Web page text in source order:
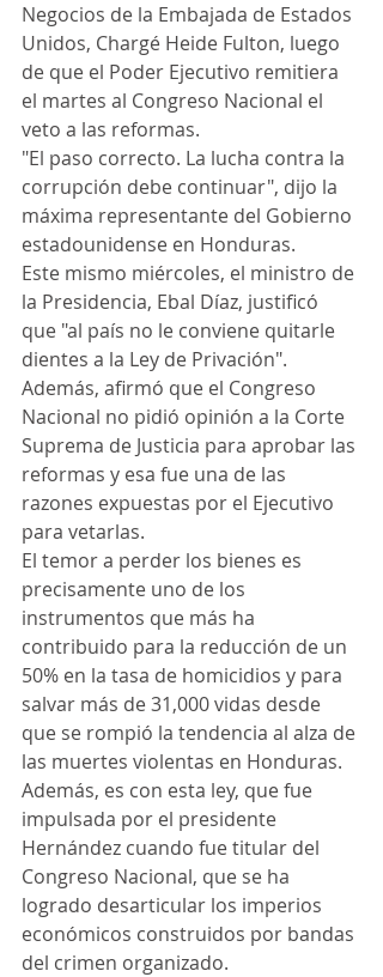
Negocios de la Embajada de Estados
Unidos, Chargé Heide Fulton, luego
de que el Poder Ejecutivo remitiera
el martes al Congreso Nacional el
veto a las reformas.
"El paso correcto. La lucha contra la
corrupción debe continuar", dijo la
máxima representante del Gobierno
estadounidense en Honduras.
Este mismo miércoles, el ministro de
la Presidencia, Ebal Díaz, justificó
que "al país no le conviene quitarle
dientes a la Ley de Privación".
Además, afirmó que el Congreso
Nacional no pidió opinión a la Corte
Suprema de Justicia para aprobar las
reformas y esa fue una de las
razones expuestas por el Ejecutivo
para vetarlas.
El temor a perder los bienes es
precisamente uno de los
instrumentos que más ha
contribuido para la reducción de un
50% en la tasa de homicidios y para
salvar más de 31,000 vidas desde
que se rompió la tendencia al alza de
las muertes violentas en Honduras.
Además, es con esta ley, que fue
impulsada por el presidente
Hernández cuando fue titular del
Congreso Nacional, que se ha
logrado desarticular los imperios
económicos construidos por bandas
del crimen organizado.